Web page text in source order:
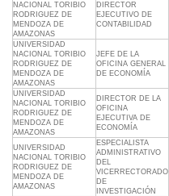
NACIONAL TORIBIO
RODRIGUEZ DE
MENDOZA DE
AMAZONAS
DIRECTOR
EJECUTIVO DE
CONTABILIDAD
UNIVERSIDAD
NACIONAL TORIBIO
RODRIGUEZ DE
MENDOZA DE
AMAZONAS
JEFE DE LA
OFICINA GENERAL
DE ECONOMÍA
UNIVERSIDAD
NACIONAL TORIBIO
RODRIGUEZ DE
MENDOZA DE
AMAZONAS
DIRECTOR DE LA
OFICINA
EJECUTIVA DE
ECONOMÍA
UNIVERSIDAD
NACIONAL TORIBIO
RODRIGUEZ DE
MENDOZA DE
AMAZONAS
ESPECIALISTA
ADMINISTRATIVO
DEL
VICERRECTORADO
DE
INVESTIGACIÓN